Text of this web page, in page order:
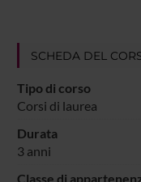
SCHEDA DEL
Tipo di corso
Corsi di laurea
Durata
3 anni
Classe di